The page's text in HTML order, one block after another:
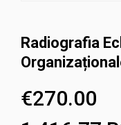
Radiografia
€270.00